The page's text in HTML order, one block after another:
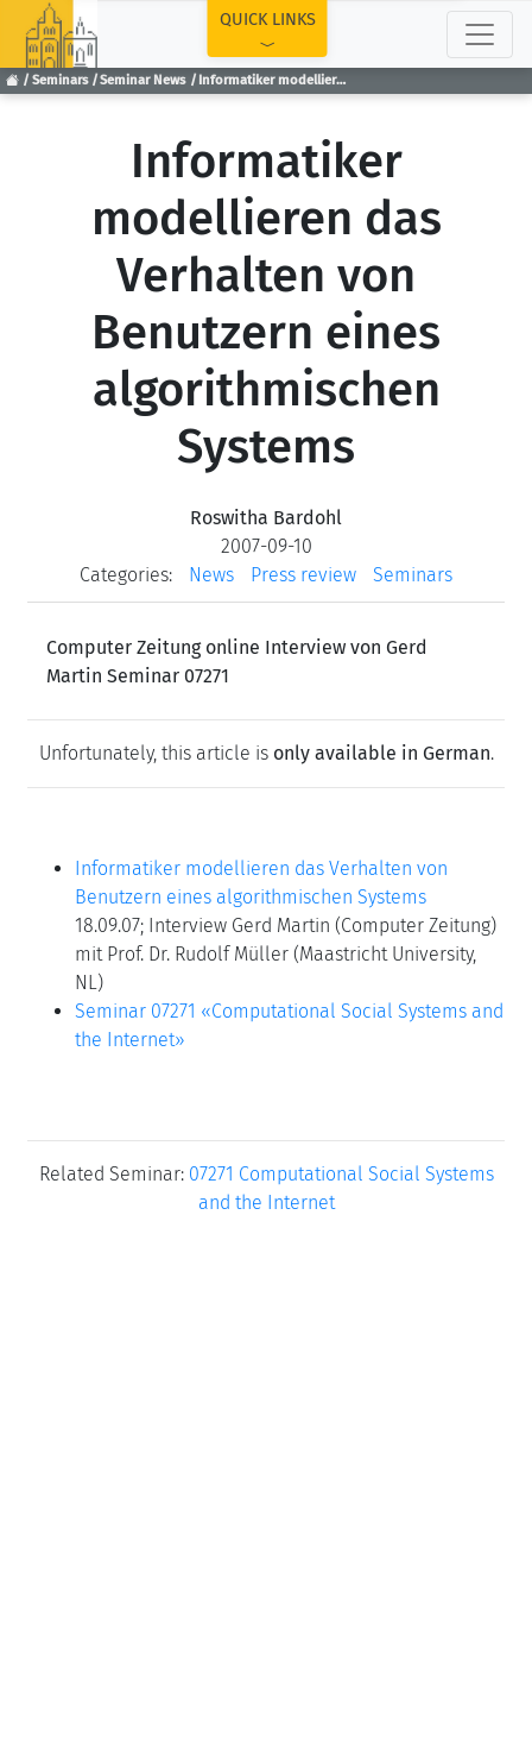
Seminars Seminar News Informatiker modellieren das Verhalten von Benutzern eines algorithmischen Systems
QUICK LINKS
Informatiker
modellieren das
Verhalten von
Benutzern eines
algorithmischen
Systems
Roswitha Bardohl
2007-09-10
Categories:
News Press review Seminars
Computer Zeitung online Interview von Gerd
Martin Seminar 07271
Unfortunately, this article is only available in German.
Informatiker modellieren das Verhalten von
Benutzern eines algorithmischen Systems
18.09.07; Interview Gerd Martin (Computer Zeitung)
mit Prof. Dr. Rudolf Müller (Maastricht University,
NL)
Seminar 07271 «Computational Social Systems and
the Internet»
Related Seminar: 07271 Computational Social Systems
and the Internet